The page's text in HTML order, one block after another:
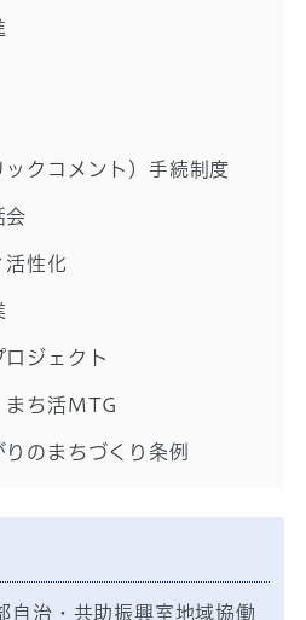
クコメント）手続制度
会
活性化
ロジェクト
ち活MTG
のまちづくり条例
自治・共助振興室地域協働